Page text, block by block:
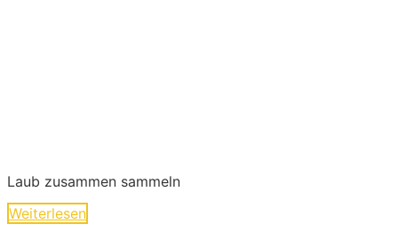
Laub zusammen sammeln
Weiterlesen